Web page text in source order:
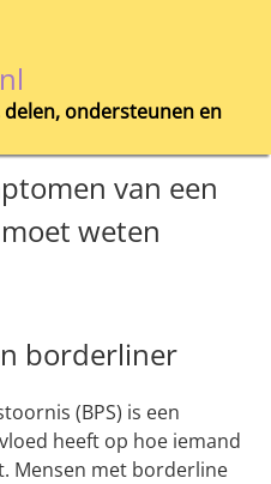
delen, ondersteunen en
van een
weten
borderliner
(BPS) is een
heeft op hoe iemand
Mensen met borderline